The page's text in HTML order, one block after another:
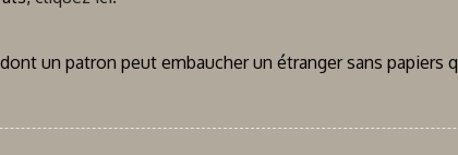
un patron peut embaucher un étranger sans papiers